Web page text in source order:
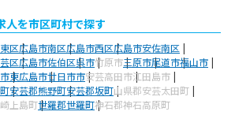
人を市区町村で探す
区広島市南区広島市西区広島市安佐南区
区広島市佐伯区呉市竹原市三原市尾道市福山市
東広島市廿日市市安芸高田市江田島市
安芸郡熊野町安芸郡坂町山県郡安芸太田町
上島町世羅郡世羅町神石郡神石高原町